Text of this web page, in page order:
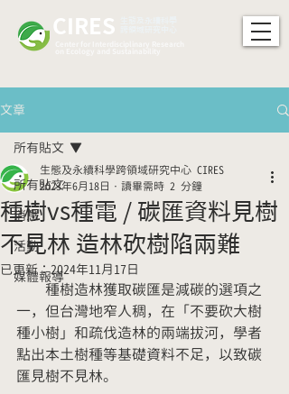
CIRES
文章
所有貼文
消息
活動
媒體報導
所有貼文
種樹vs種電 / 碳匯資料見樹
不見林 造林砍樹陷兩難
生態及永續科學跨領域研究中心 CIRES
2023年6月18日
讀畢需時 2 分鐘
已更新：2024年11月17日
種樹造林獲取碳匯是減碳的選項之
一，但台灣地窄人稠，在「不要砍大樹
種小樹」和疏伐造林的兩端拔河，學者
點出本土樹種等基礎資料不足，以致碳
匯見樹不見林。